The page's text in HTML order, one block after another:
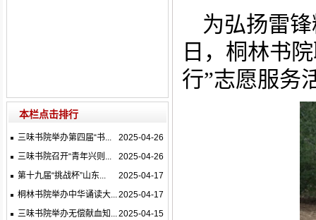
本栏点击排行
三味书院举办第四届“书...
2025-04-26
三味书院召开“青年兴则...
2025-04-26
第十九届“挑战杯”山东...
2025-04-17
桐林书院举办中华诵读大...2025-04-17
三味书院举办无偿献血知...2025-04-15
为弘扬雷
日，桐林书
行”志愿服务